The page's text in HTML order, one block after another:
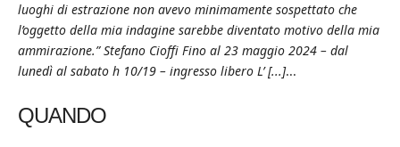
luoghi di estrazione non avevo minimamente sospettato che
l’oggetto della mia indagine sarebbe diventato motivo della mia
ammirazione.” Stefano Cioffi Fino al 23 maggio 2024 – dal
lunedì al sabato h 10/19 – ingresso libero L’ [...]...
QUANDO